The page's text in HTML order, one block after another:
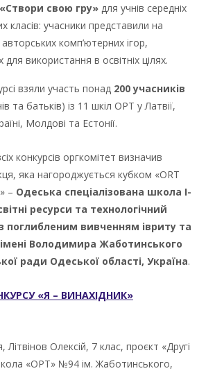
свою гру» для учнів середніх
класів: учасники представили на
комп’ютерних ігор,
для використання в освітніх цілях.
взяли участь понад 200 учасників
та батьків) із 11 шкіл ОРТ у Латвії,
Молдові та Естонії.
конкурсів оргкомітет визначив
яка нагороджується кубком «ORT
– Одеська спеціалізована школа І-
ресурси та технологічний
поглибленим вивченням івриту та
Володимира Жаботинського
ради Одеської області, Україна.
«Я – ВИНАХІДНИК»
Літвінов Олексій, 7 клас, проєкт «Другі
«ОРТ» №94 ім. Жаботинського,